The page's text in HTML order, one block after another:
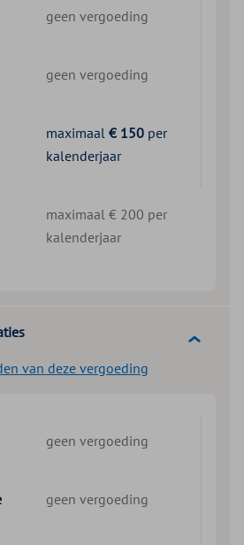
geen vergoeding
geen vergoeding
maximaal € 150 per
kalenderjaar
maximaal € 200 per
kalenderjaar
van deze vergoeding
geen vergoeding
geen vergoeding